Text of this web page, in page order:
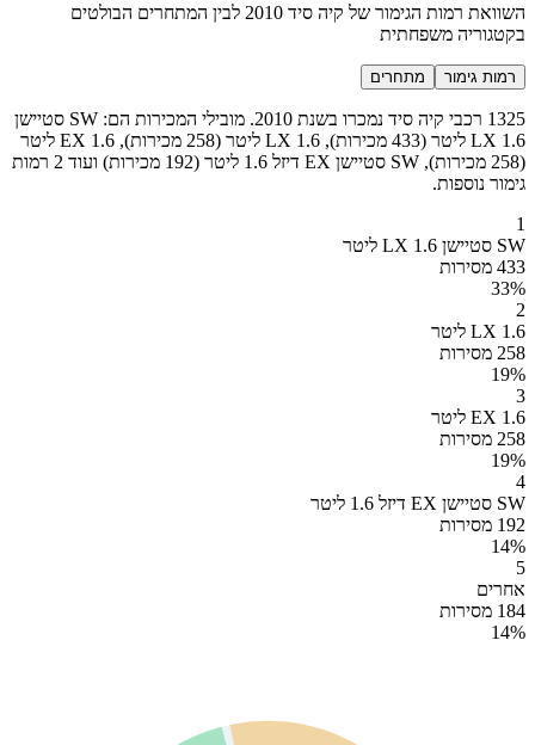
השוואת רמות הגימור של קיה סיד 2010 לבין המתחרים הבולטים
בקטגוריה משפחתית
רמות גימור מתחרים
1325 רכבי קיה סיד נמכרו בשנת 2010. מובילי המכירות הם: SW סטיישן
LX 1.6 ליטר (433 מכירות), LX 1.6 ליטר (258 מכירות), EX 1.6 ליטר
(258 מכירות), SW סטיישן EX דיזל 1.6 ליטר (192 מכירות) ועוד 2 רמות
גימור נוספות.
1
SW סטיישן LX 1.6 ליטר
433 מסירות
33%
2
LX 1.6 ליטר
258 מסירות
19%
3
EX 1.6 ליטר
258 מסירות
19%
4
SW סטיישן EX דיזל 1.6 ליטר
192 מסירות
14%
5
אחרים
184 מסירות
14%